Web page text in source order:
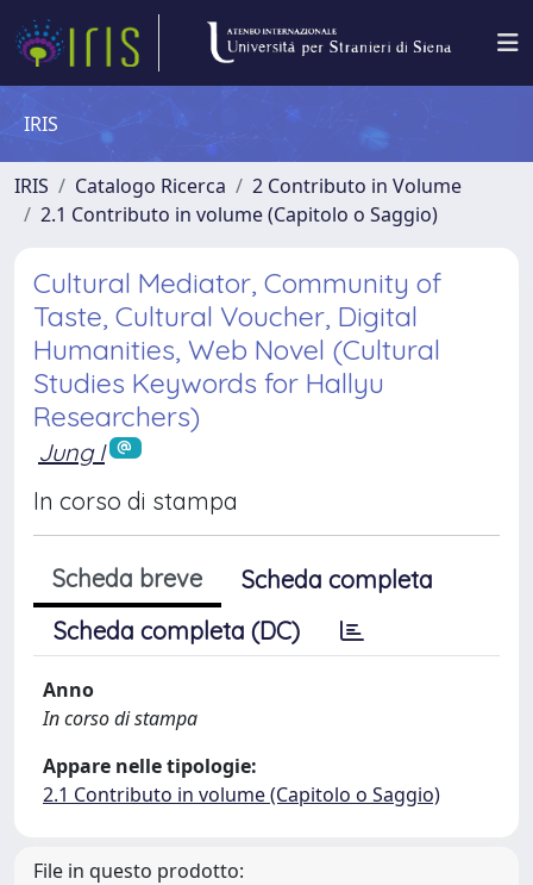
IRIS
IRIS Catalogo Ricerca
2 Contributo in Volume
2.1 Contributo in volume (Capitolo o Saggio)
Cultural Mediator, Community of
Taste, Cultural Voucher, Digital
Humanities, Web Novel (Cultural
Studies Keywords for Hallyu
Researchers)
Jung I
In corso di stampa
Scheda breve
Scheda completa
Scheda completa (DC)
Anno
In corso di stampa
Appare nelle tipologie:
2.1 Contributo in volume (Capitolo o Saggio)
File in questo prodotto: